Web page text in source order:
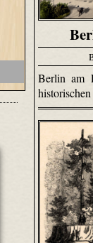
Berlin am